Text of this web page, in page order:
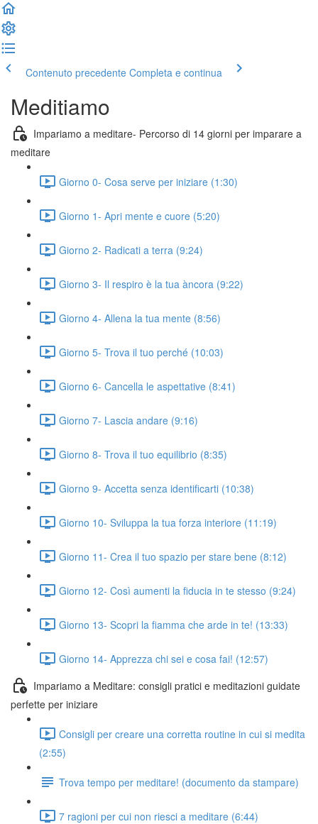
Contenuto precedente Completa e continua
Meditiamo
Impariamo a meditare- Percorso di 14 giorni per imparare a
meditare
Giorno 0- Cosa serve per iniziare (1:30)
Giorno 1- Apri mente e cuore (5:20)
Giorno 2- Radicati a terra (9:24)
Giorno 3- Il respiro è la tua àncora (9:22)
Giorno 4- Allena la tua mente (8:56)
Giorno 5- Trova il tuo perché (10:03)
Giorno 6- Cancella le aspettative (8:41)
Giorno 7- Lascia andare (9:16)
Giorno 8- Trova il tuo equilibrio (8:35)
Giorno 9- Accetta senza identificarti (10:38)
Giorno 10- Sviluppa la tua forza interiore (11:19)
Giorno 11- Crea il tuo spazio per stare bene (8:12)
Giorno 12- Così aumenti la fiducia in te stesso (9:24)
Giorno 13- Scopri la fiamma che arde in te! (13:33)
Giorno 14- Apprezza chi sei e cosa fai! (12:57)
Impariamo a Meditare: consigli pratici e meditazioni guidate
perfette per iniziare
Consigli per creare una corretta routine in cui si medita
(2:55)
Trova tempo per meditare! (documento da stampare)
7 ragioni per cui non riesci a meditare (6:44)